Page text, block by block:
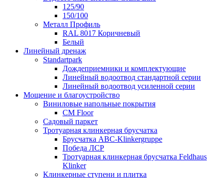
125/90
150/100
Металл Профиль
RAL 8017 Коричневый
Белый
Линейный дренаж
Standartpark
Дождеприемники и комплектующие
Линейный водоотвод стандартной серии
Линейный водоотвод усиленной серии
Мощение и благоустройство
Виниловые напольные покрытия
CM Floor
Садовый паркет
Тротуарная клинкерная брусчатка
Брусчатка АВС-Klinkergruppe
Победа ЛСР
Тротуарная клинкерная брусчатка Feldhaus
Klinker
Клинкерные ступени и плитка